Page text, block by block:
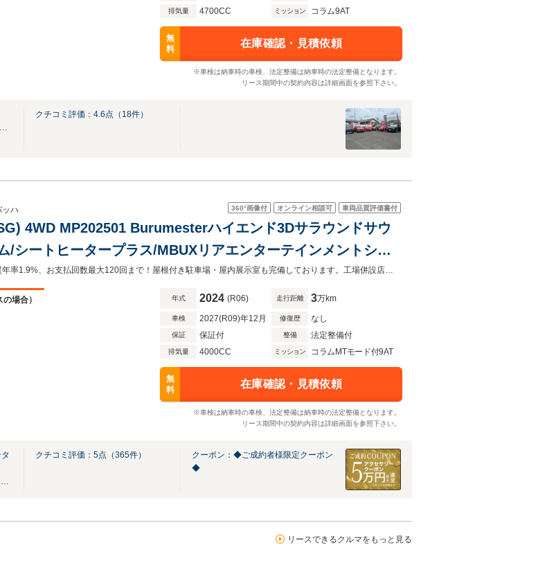
排気量 4700CC ミッション コラム9AT
無
料
在庫確認・見積依頼
※車検は納車時の車検、法定整備は納車時の法定整備となります。
リース期間中の契約内容は詳細画面を参照下さい。
クチコミ評価： 4.6 点（ 18件）
360°画像付 オンライン相談可 車両品質評価書付
ッハ
4WD MP202501 Burumesterハイエンド3Dサラウンドサウ
/シートヒータープラス/MBUXリアエンターテインメントシス
インド(後席)/シートベンチレーションシート1列目2列目/ナッ
フライナー
場合） 年式 2024 (R06) 走行距離 3万km
車検 2027(R09)年12月 修復歴 なし
保証 保証付 整備 法定整備付
排気量 4000CC ミッション コラムMTモード付9AT
無
料
在庫確認・見積依頼
※車検は納車時の車検、法定整備は納車時の法定整備となります。
リース期間中の契約内容は詳細画面を参照下さい。
クチコミ評価： 5点（365件）
クーポン：◆ご成約者様限定クーポン
◆
リースできるクルマをもっと見る